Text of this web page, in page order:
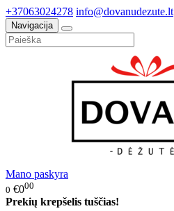
+37063024278 info@dovanudezute.lt
Navigacija
Mano paskyra
0 €000
Prekių krepšelis tuščias!